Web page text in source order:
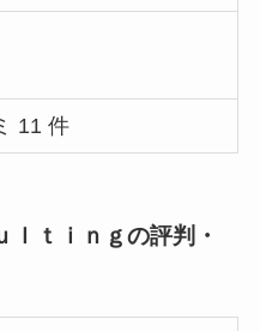
11 件
ｌｔｉｎｇの評判・